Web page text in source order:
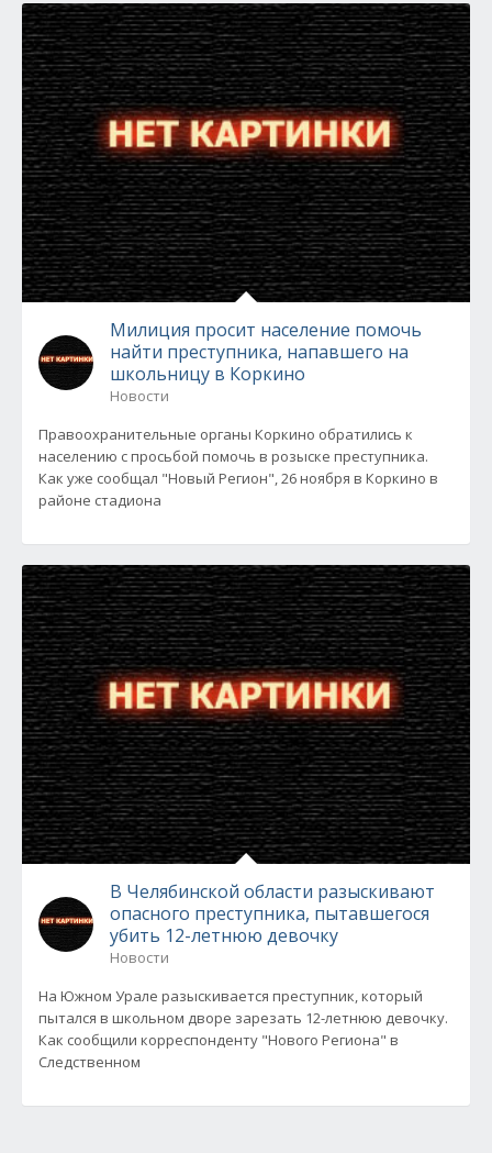
Милиция просит население помочь
найти преступника, напавшего на
школьницу в Коркино
Новости
Правоохранительные органы Коркино обратились к
населению с просьбой помочь в розыске преступника.
Как уже сообщал "Новый Регион", 26 ноября в Коркино в
районе стадиона
В Челябинской области разыскивают
опасного преступника, пытавшегося
убить 12-летнюю девочку
Новости
На Южном Урале разыскивается преступник, который
пытался в школьном дворе зарезать 12-летнюю девочку.
Как сообщили корреспонденту "Нового Региона" в
Следственном